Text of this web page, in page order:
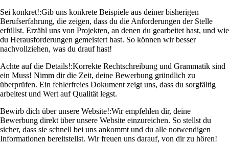
Sei konkret!:Gib uns konkrete Beispiele aus deiner bisherigen
Berufserfahrung, die zeigen, dass du die Anforderungen der Stelle
erfüllst. Erzähl uns von Projekten, an denen du gearbeitet hast, und wie
du Herausforderungen gemeistert hast. So können wir besser
nachvollziehen, was du drauf hast!
Achte auf die Details!:Korrekte Rechtschreibung und Grammatik sind
ein Muss! Nimm dir die Zeit, deine Bewerbung gründlich zu
überprüfen. Ein fehlerfreies Dokument zeigt uns, dass du sorgfältig
arbeitest und Wert auf Qualität legst.
Bewirb dich über unsere Website!:Wir empfehlen dir, deine
Bewerbung direkt über unsere Website einzureichen. So stellst du
sicher, dass sie schnell bei uns ankommt und du alle notwendigen
Informationen bereitstellst. Wir freuen uns darauf, von dir zu hören!